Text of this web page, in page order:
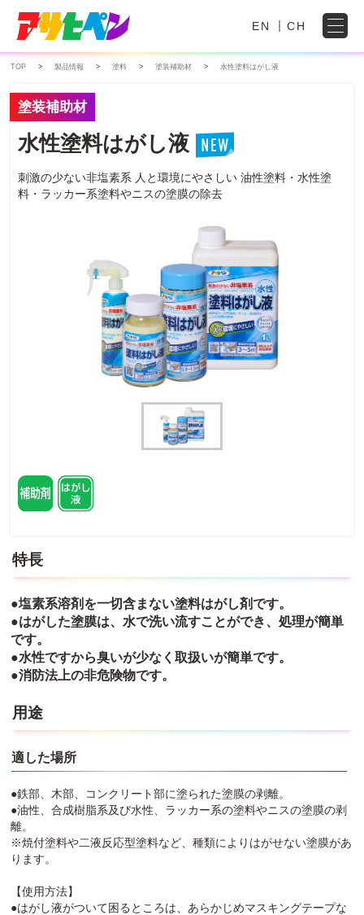
EN CH
TOP 製品情報 塗料 塗装補助材 水性塗料はがし液
塗装補助材
水性塗料はがし液
刺激の少ない非塩素系人と環境にやさしい油性塗料・水性塗
料・ラッカー系塗料やニスの塗膜の除去
特長
●塩素系溶剤を一切含まない塗料はがし剤です。
●はがした塗膜は、水で洗い流すことができ、処理が簡単
です。
●水性ですから臭いが少なく取扱いが簡単です。
●消防法上の非危険物です。
用途
適した場所
●鉄部、木部、コンクリート部に塗られた塗膜の剥離。
●油性、合成樹脂系及び水性、ラッカー系の塗料やニスの塗膜の剥
離。
※焼付塗料や二液反応型塗料など、種類によりはがせない塗膜があ
ります。
【使用方法】
●はがし液がついて困るところは、あらかじめマスキングテープな